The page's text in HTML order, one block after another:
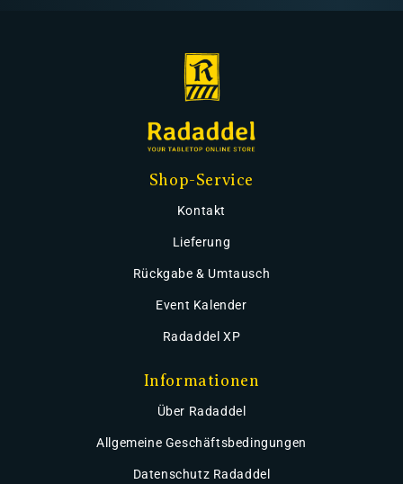
Shop-Service
Kontakt
Lieferung
Rückgabe & Umtausch
Event Kalender
Radaddel XP
Informationen
Über Radaddel
Allgemeine Geschäftsbedingungen
Datenschutz Radaddel